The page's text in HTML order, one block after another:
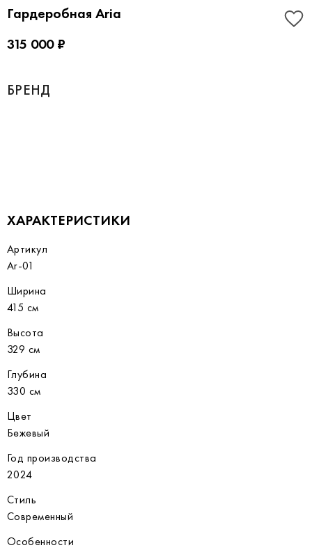
Гардеробная Aria
315 000 ₽
БРЕНД
ХАРАКТЕРИСТИКИ
Артикул
Ar-01
Ширина
415 см
Высота
329 см
Глубина
330 см
Цвет
Бежевый
Год производства
2024
Стиль
Современный
Особенности